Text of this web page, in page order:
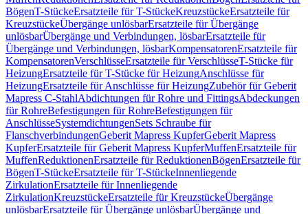
BögenT-StückeErsatzteile für T-StückeKreuzstückeErsatzteile für
KreuzstückeÜbergänge unlösbarErsatzteile für Übergänge
unlösbarÜbergänge und Verbindungen, lösbarErsatzteile für
Übergänge und Verbindungen, lösbarKompensatorenErsatzteile für
KompensatorenVerschlüsseErsatzteile für VerschlüsseT-Stücke für
HeizungErsatzteile für T-Stücke für HeizungAnschlüsse für
HeizungErsatzteile für Anschlüsse für HeizungZubehör für Geberit
Mapress C-StahlAbdichtungen für Rohre und FittingsAbdeckungen
für RohreBefestigungen für RohreBefestigungen für
AnschlüsseSystemdichtungenSets Schraube für
FlanschverbindungenGeberit Mapress KupferGeberit Mapress
KupferErsatzteile für Geberit Mapress KupferMuffenErsatzteile für
MuffenReduktionenErsatzteile für ReduktionenBögenErsatzteile für
BögenT-StückeErsatzteile für T-StückeInnenliegende
ZirkulationErsatzteile für Innenliegende
ZirkulationKreuzstückeErsatzteile für KreuzstückeÜbergänge
unlösbarErsatzteile für Übergänge unlösbarÜbergänge und